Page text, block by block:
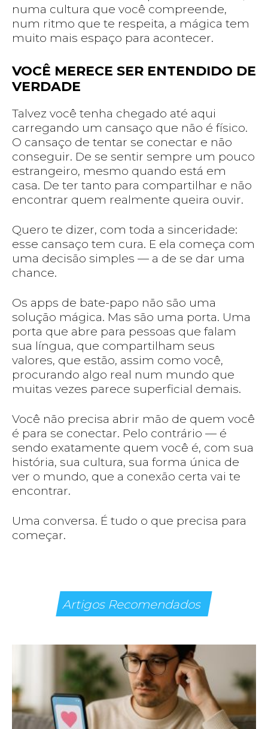
numa cultura que você compreende,
num ritmo que te respeita, a mágica tem
muito mais espaço para acontecer.
VOCÊ MERECE SER ENTENDIDO DE
VERDADE
Talvez você tenha chegado até aqui
carregando um cansaço que não é físico.
O cansaço de tentar se conectar e não
conseguir. De se sentir sempre um pouco
estrangeiro, mesmo quando está em
casa. De ter tanto para compartilhar e não
encontrar quem realmente queira ouvir.
Quero te dizer, com toda a sinceridade:
esse cansaço tem cura. E ela começa com
uma decisão simples — a de se dar uma
chance.
Os apps de bate-papo não são uma
solução mágica. Mas são uma porta. Uma
porta que abre para pessoas que falam
sua língua, que compartilham seus
valores, que estão, assim como você,
procurando algo real num mundo que
muitas vezes parece superficial demais.
Você não precisa abrir mão de quem você
é para se conectar. Pelo contrário — é
sendo exatamente quem você é, com sua
história, sua cultura, sua forma única de
ver o mundo, que a conexão certa vai te
encontrar.
Uma conversa. É tudo o que precisa para
começar.
Artigos Recomendados